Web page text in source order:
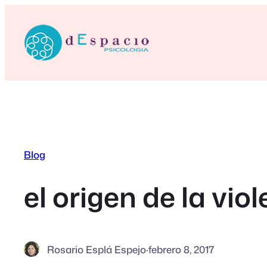
contenido
Blog
el origen de la
Rosario Esplá Espejo·febrero 8, 2017